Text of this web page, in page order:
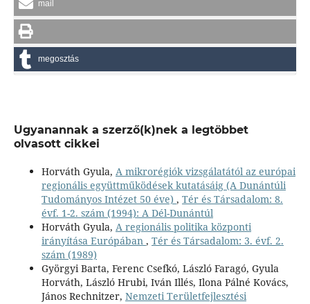
mail
megosztás
Ugyanannak a szerző(k)nek a legtöbbet
olvasott cikkei
Horváth Gyula, A mikrorégiók vizsgálatától az európai
regionális együttműködések kutatásáig (A Dunántúli
Tudományos Intézet 50 éve) , Tér és Társadalom: 8.
évf. 1-2. szám (1994): A Dél-Dunántúl
Horváth Gyula, A regionális politika központi
irányítása Európában , Tér és Társadalom: 3. évf. 2.
szám (1989)
Györgyi Barta, Ferenc Csefkó, László Faragó, Gyula
Horváth, László Hrubi, Iván Illés, Ilona Pálné Kovács,
János Rechnitzer, Nemzeti Területfejlesztési